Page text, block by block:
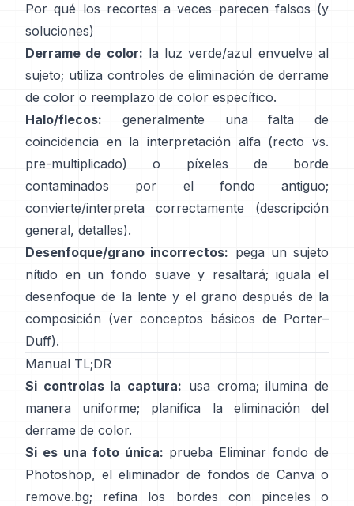
Por qué los recortes a veces parecen falsos (y
soluciones)
Derrame de color: la luz verde/azul envuelve al
sujeto; utiliza controles de eliminación de derrame
de color o reemplazo de color específico.
Halo/flecos: generalmente una falta de
coincidencia en la interpretación alfa (recto vs.
pre-multiplicado) o píxeles de borde
contaminados por el fondo antiguo;
convierte/interpreta correctamente
(descripción
general, detalles).
Desenfoque/grano incorrectos: pega un sujeto
nítido en un fondo suave y resaltará; iguala el
desenfoque de la lente y el grano después de la
composición (ver conceptos básicos de Porter–
Duff).
Manual TL;DR
Si controlas la captura: usa croma; ilumina de
manera uniforme; planifica la
eliminación del
derrame de color.
Si es una foto única: prueba Eliminar fondo de
Photoshop, eleliminador de fondos de Canva o
remove.bg; refina los bordes con pinceles o